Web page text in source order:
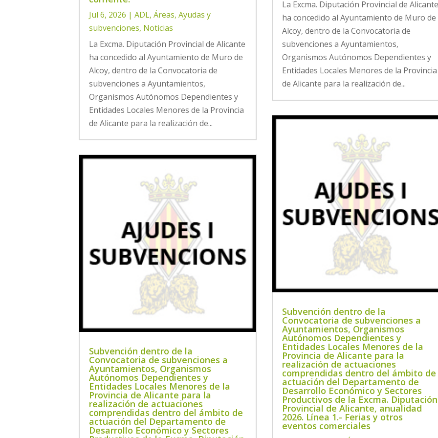
Jul 6, 2026 |ADL,Áreas,Ayudas y
subvenciones, Noticias
La Excma. Diputación Provincial de Alicante
ha concedido al Ayuntamiento de Muro de
Alcoy, dentro de la Convocatoria de
subvenciones a Ayuntamientos,
Organismos Autónomos Dependientes y
Entidades Locales Menores de la Provincia
de Alicante para la realización de...
Subvención dentro de la
Convocatoria de subvenciones a
Ayuntamientos, Organismos
Autónomos Dependientes y
Entidades Locales Menores de la
Provincia de Alicante para la
realización de actuaciones
comprendidas dentro del ámbito de
actuación del Departamento de
Desarrollo Económico y Sectores
La Excma. Diputación Provincial de Alicante
ha concedido al Ayuntamiento de Muro de
Alcoy, dentro de la Convocatoria de
subvenciones a Ayuntamientos,
Organismos Autónomos Dependientes y
Entidades Locales Menores de la Provincia
de Alicante para la realización de...
Subvención dentro de la
Convocatoria de subvenciones a
Ayuntamientos, Organismos
Autónomos Dependientes y
Entidades Locales Menores de la
Provincia de Alicante para la
realización de actuaciones
comprendidas dentro del ámbito de
actuación del Departamento de
Desarrollo Económico y Sectores
Productivos de la Excma. Diputación
Provincial de Alicante, anualidad
2026. Línea 1.- Ferias y otros
eventos comerciales